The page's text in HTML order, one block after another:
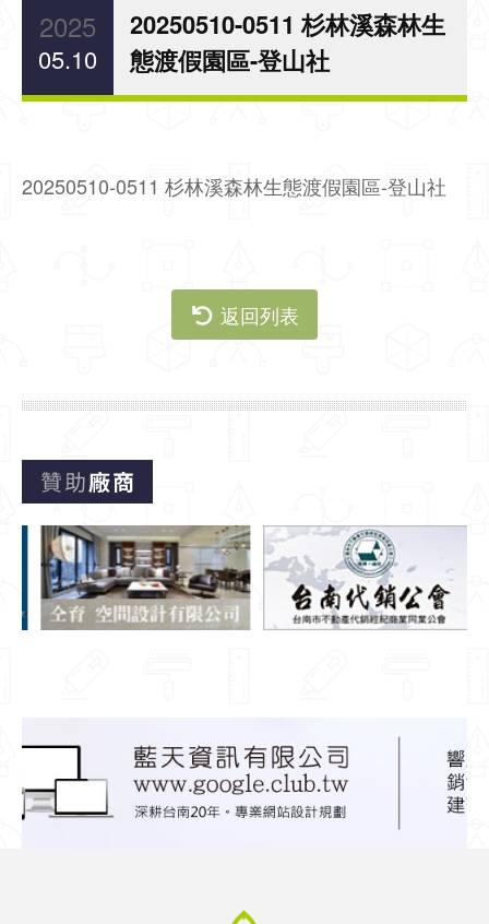
2025
05.10
20250510-0511 杉林溪森林生
態渡假園區-登山社
20250510-0511 杉林溪森林生態渡假園區-登山社
返回列表